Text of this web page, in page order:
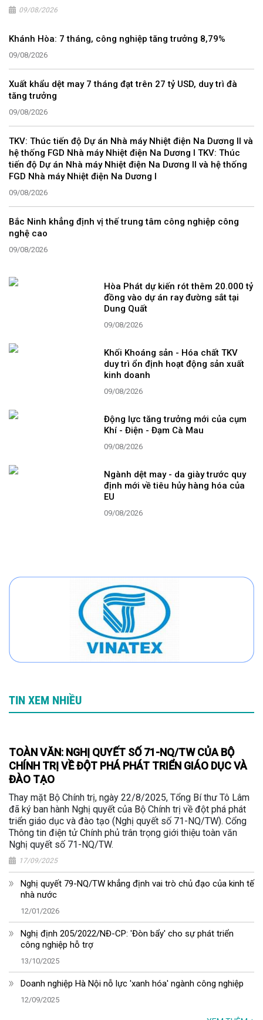
09/08/2026
Khánh Hòa: 7 tháng, công nghiệp tăng trưởng 8,79%
09/08/2026
Xuất khẩu dệt may 7 tháng đạt trên 27 tỷ USD, duy trì đà
tăng trưởng
09/08/2026
TKV: Thúc tiến độ Dự án Nhà máy Nhiệt điện Na Dương II và
hệ thống FGD Nhà máy Nhiệt điện Na Dương I TKV: Thúc
tiến độ Dự án Nhà máy Nhiệt điện Na Dương II và hệ thống
FGD Nhà máy Nhiệt điện Na Dương I
09/08/2026
Bắc Ninh khẳng định vị thế trung tâm công nghiệp công
nghệ cao
09/08/2026
Hòa Phát dự kiến rót thêm 20.000 tỷ
đồng vào dự án ray đường sắt tại
Dung Quất
09/08/2026
Khối Khoáng sản - Hóa chất TKV
duy trì ổn định hoạt động sản xuất
kinh doanh
09/08/2026
Động lực tăng trưởng mới của cụm
Khí - Điện - Đạm Cà Mau
09/08/2026
Ngành dệt may - da giày trước quy
định mới về tiêu hủy hàng hóa của
EU
09/08/2026
TIN XEM NHIỀU
TOÀN VĂN: NGHỊ QUYẾT SỐ 71-NQ/TW CỦA BỘ
CHÍNH TRỊ VỀ ĐỘT PHÁ PHÁT TRIỂN GIÁO DỤC VÀ
ĐÀO TẠO
Thay mặt Bộ Chính trị, ngày 22/8/2025, Tổng Bí thư Tô Lâm
đã ký ban hành Nghị quyết của Bộ Chính trị về đột phá phát
triển giáo dục và đào tạo (Nghị quyết số 71-NQ/TW). Cổng
Thông tin điện tử Chính phủ trân trọng giới thiệu toàn văn
Nghị quyết số 71-NQ/TW.
17/09/2025
Nghị quyết 79-NQ/TW khẳng định vai trò chủ đạo của kinh tế
nhà nước
12/01/2026
Nghị định 205/2022/NĐ-CP: 'Đòn bẩy' cho sự phát triển
công nghiệp hỗ trợ
13/10/2025
Doanh nghiệp Hà Nội nỗ lực 'xanh hóa' ngành công nghiệp
12/09/2025